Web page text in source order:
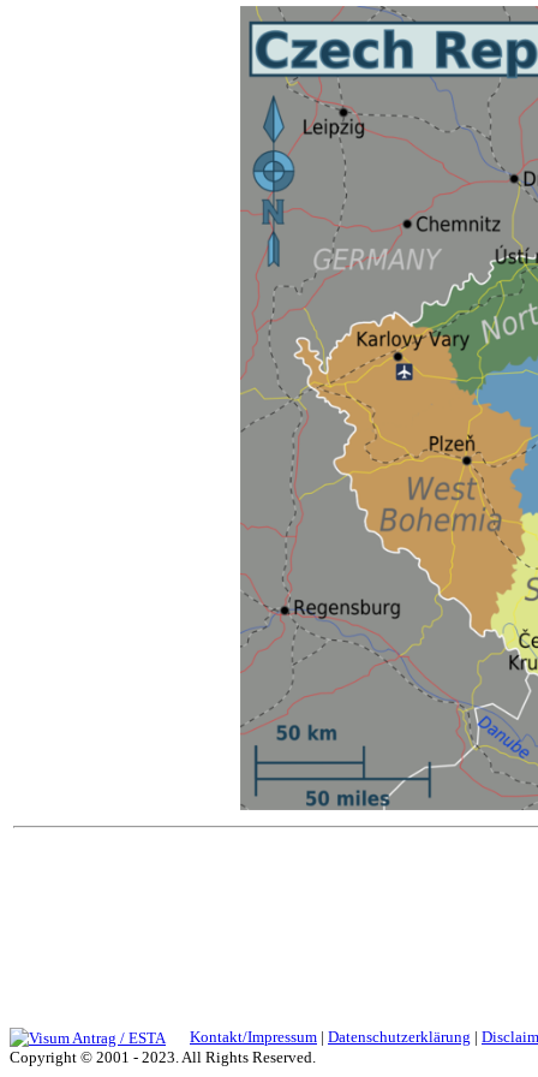
Kontakt/Impressum | Datenschutzerklärung |
Copyright © 2001 - 2023. All Rights Reserved.